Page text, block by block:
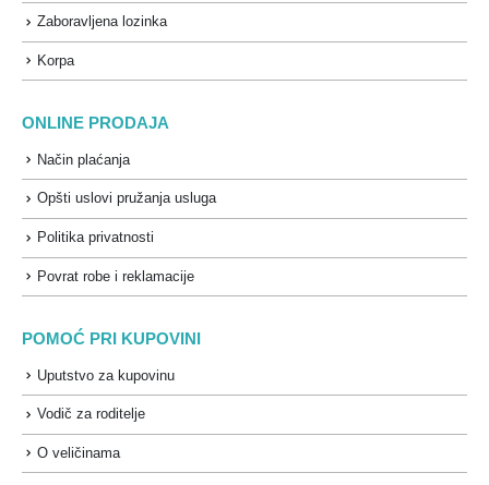
Zaboravljena lozinka
Korpa
ONLINE PRODAJA
Način plaćanja
Opšti uslovi pružanja usluga
Politika privatnosti
Povrat robe i reklamacije
POMOĆ PRI KUPOVINI
Uputstvo za kupovinu
Vodič za roditelje
O veličinama